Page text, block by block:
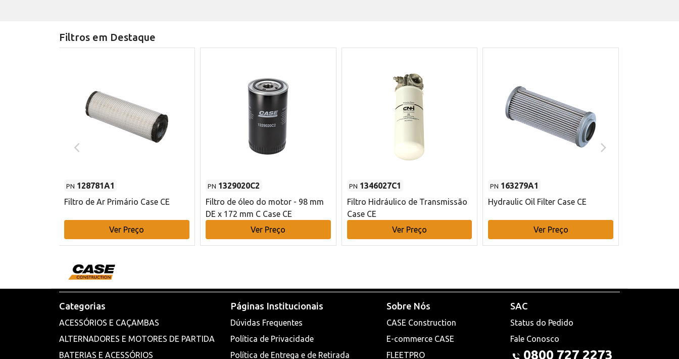
Filtros em Destaque
PN 128781A1
Filtro de Ar Primário Case CE
Ver Preço
PN 1329020C2
Filtro de óleo do motor - 98 mm
DE x 172 mm C Case CE
Ver Preço
PN 1346027C1
Filtro Hidráulico de Transmissão
Case CE
Ver Preço
PN 163279A1
Hydraulic Oil Filter Case CE
Ver Preço
Categorias
ACESSÓRIOS E CAÇAMBAS
ALTERNADORES E MOTORES DE PARTIDA
BATERIAS E ACESSÓRIOS
Páginas Institucionais
Dúvidas Frequentes
Política de Privacidade
Política de Entrega e de Retirada
Sobre Nós
CASE Construction
E-commerce CASE
FLEETPRO
SAC
Status do Pedido
Fale Conosco
0800 727 2273